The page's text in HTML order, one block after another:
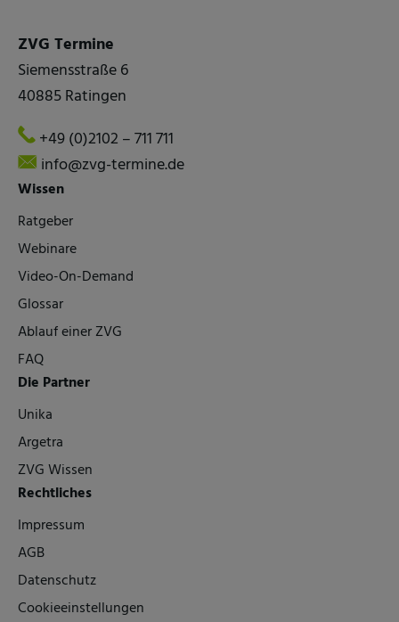
ZVG Termine
Siemensstraße 6
40885 Ratingen
+49 (0)2102 – 711 711
info@zvg-termine.de
Wissen
Ratgeber
Webinare
Video-On-Demand
Glossar
Ablauf einer ZVG
FAQ
Die Partner
Unika
Argetra
ZVG Wissen
Rechtliches
Impressum
AGB
Datenschutz
Cookieeinstellungen